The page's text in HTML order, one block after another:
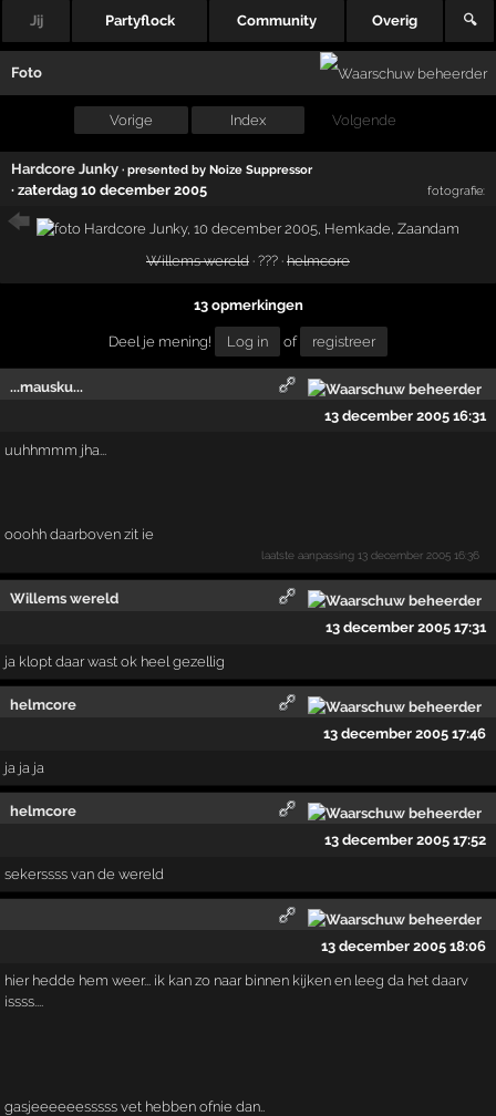
Jij Partyflock Community Overig 🔍
Foto
Vorige Index Volgende
Hardcore Junky · presented by Noize Suppressor
·zaterdag 10 december 2005 fotografie:
Willems wereld · ??? · helmcore
13 opmerkingen
Deel je mening! Log in of registreer
...mausku...
13 december 2005 16:31
uuhhmmm jha...
ooohh daarboven zit ie
laatste aanpassing13 december 2005 16:36
Willems wereld
13 december 2005 17:31
ja klopt daar wast ok heel gezellig
helmcore
13 december 2005 17:46
ja ja ja
helmcore
13 december 2005 17:52
sekerssss van de wereld
13 december 2005 18:06
hier hedde hem weer... ik kan zo naar binnen kijken en leeg da het daarv
issss....
gasjeeeeeesssss vet hebben ofnie dan..